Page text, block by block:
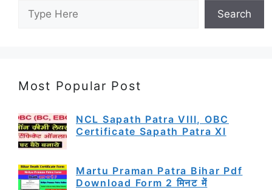
Search
Most Popular Post
NCL Sapath Patra VIII, OBC
Certificate Sapath Patra XI
Martu Praman Patra Bihar Pdf
Download Form 2 मिनट में